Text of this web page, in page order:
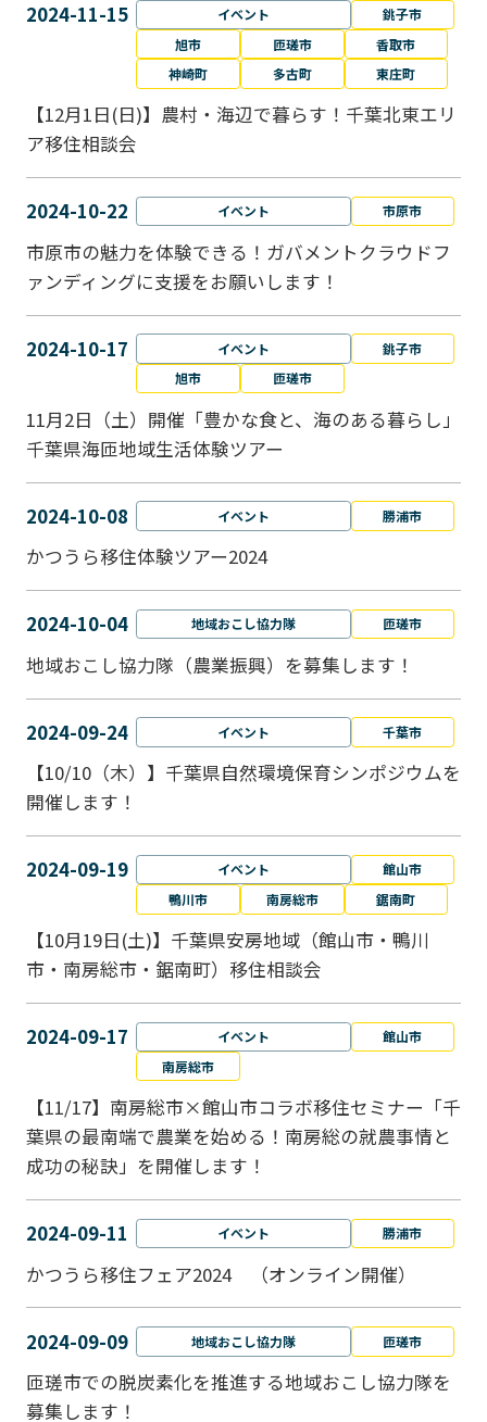
2024-11-15 イベント
銚子市
旭市
匝瑳市
香取市
神崎町
多古町 東庄町
【12月1日(日)】農村・海辺で暮らす！千葉北東エリ
ア移住相談会
2024-10-22 イベント 市原市
市原市の魅力を体験できる！ガバメントクラウドフ
ァンディングに支援をお願いします！
2024-10-17 イベント
銚子市
旭市
匝瑳市
11月2日（土）開催「豊かな食と、海のある暮らし」
千葉県海匝地域生活体験ツアー
2024-10-08 イベント 勝浦市
かつうら移住体験ツアー2024
2024-10-04 地域おこし協力隊 匝瑳市
地域おこし協⼒隊（農業振興）を募集します！
2024-09-24 イベント 千葉市
【10/10（木）】千葉県自然環境保育シンポジウムを
開催します！
2024-09-19 イベント
館山市
鴨川市
南房総市 鋸南町
【10月19日(土)】千葉県安房地域（館山市・鴨川
市・南房総市・鋸南町）移住相談会
2024-09-17 イベント
館山市
南房総市
【11/17】南房総市×館山市コラボ移住セミナー「千
葉県の最南端で農業を始める！南房総の就農事情と
成功の秘訣」を開催します！
2024-09-11 イベント 勝浦市
かつうら移住フェア2024 （オンライン開催）
2024-09-09 地域おこし協力隊 匝瑳市
匝瑳市での脱炭素化を推進する地域おこし協⼒隊を
募集します！